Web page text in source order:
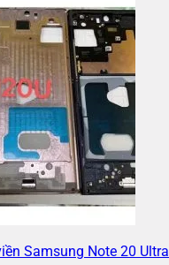
Samsung Note 20 Ultra